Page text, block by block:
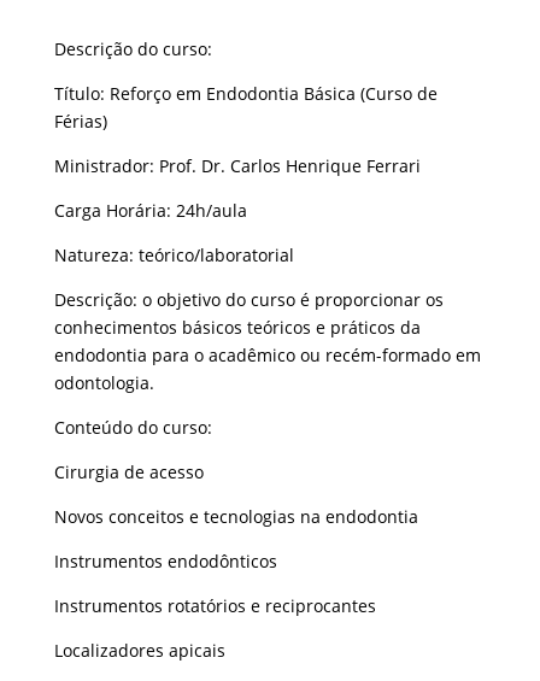
Descrição do curso:
Título: Reforço em Endodontia Básica (Curso de
Férias)
Ministrador: Prof. Dr. Carlos Henrique Ferrari
Carga Horária: 24h/aula
Natureza: teórico/laboratorial
Descrição: o objetivo do curso é proporcionar os
conhecimentos básicos teóricos e práticos da
endodontia para o acadêmico ou recém-formado em
odontologia.
Conteúdo do curso:
Cirurgia de acesso
Novos conceitos e tecnologias na endodontia
Instrumentos endodônticos
Instrumentos rotatórios e reciprocantes
Localizadores apicais